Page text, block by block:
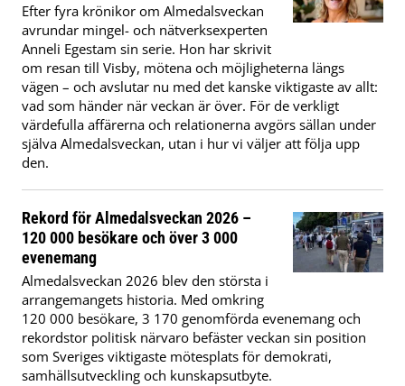
Efter fyra krönikor om Almedalsveckan
avrundar mingel- och nätverksexperten
Anneli Egestam sin serie. Hon har skrivit
om resan till Visby, mötena och möjligheterna längs
vägen – och avslutar nu med det kanske viktigaste av allt:
vad som händer när veckan är över. För de verkligt
värdefulla affärerna och relationerna avgörs sällan under
själva Almedalsveckan, utan i hur vi väljer att följa upp
den.
Rekord för Almedalsveckan 2026 –
120 000 besökare och över 3 000
evenemang
Almedalsveckan 2026 blev den största i
arrangemangets historia. Med omkring
120 000 besökare, 3 170 genomförda evenemang och
rekordstor politisk närvaro befäster veckan sin position
som Sveriges viktigaste mötesplats för demokrati,
samhällsutveckling och kunskapsutbyte.